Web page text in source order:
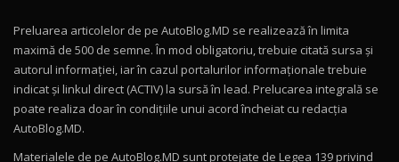
Mercedes-AMG E 53 HYBRID 4MATIC+ / Test
Drive AutoBlog.MD
16:27
11
Noul Volvo ES90 / Test Drive AutoBlog.MD
Preluarea articolelor de pe AutoBlog.MD se realizează în limita
maximă de 500 de semne. În mod obligatoriu, trebuie citată sursa și
autorul informației, iar în cazul portalurilor informaționale trebuie
indicat și linkul direct (ACTIV) la sursă în lead. Prelucarea integrală se
poate realiza doar în condițiile unui acord încheiat cu redacţia
AutoBlog.MD.
Materialele de pe AutoBlog.MD sunt protejate de Legea 139 privind